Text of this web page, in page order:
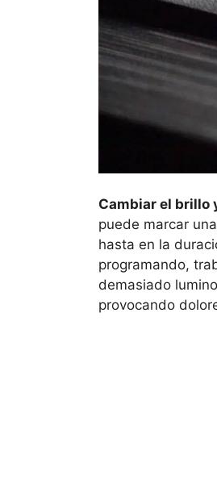
Cambiar el brillo
puede marcar
hasta en la
programando,
demasiado
provocando